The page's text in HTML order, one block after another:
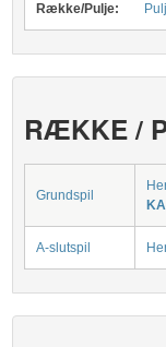
Række/Pulje:
RÆKKE /
Grundspil
A-slutspil